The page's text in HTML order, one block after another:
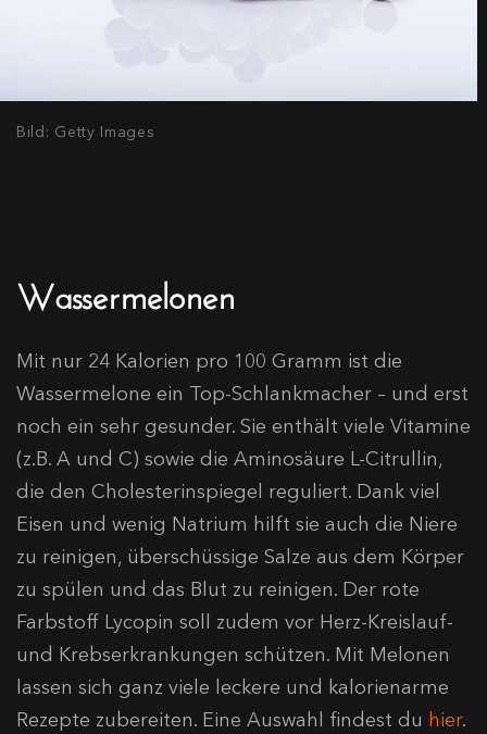
Bild: Getty Images
Wassermelonen
Mit nur 24 Kalorien pro 100 Gramm ist die
Wassermelone ein Top-Schlankmacher – und erst
noch ein sehr gesunder. Sie enthält viele Vitamine
(z.B. A und C) sowie die Aminosäure L-Citrullin,
die den Cholesterinspiegel reguliert. Dank viel
Eisen und wenig Natrium hilft sie auch die Niere
zu reinigen, überschüssige Salze aus dem Körper
zu spülen und das Blut zu reinigen. Der rote
Farbstoff Lycopin soll zudem vor Herz-Kreislauf-
und Krebserkrankungen schützen. Mit Melonen
lassen sich ganz viele leckere und kalorienarme
Rezepte zubereiten. Eine Auswahl findest du hier.